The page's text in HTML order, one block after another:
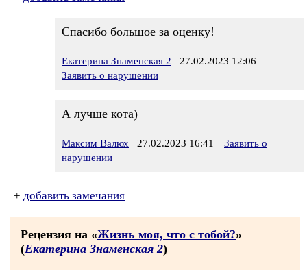
Спасибо большое за оценку!
Екатерина Знаменская 2 27.02.2023 12:06
Заявить о нарушении
А лучше кота)
Максим Валюх 27.02.2023 16:41
Заявить о
нарушении
+ добавить замечания
Рецензия на «Жизнь моя, что с тобой?»
(Екатерина Знаменская 2)